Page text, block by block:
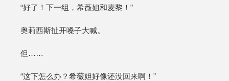
“好了！下一组，希薇妲和麦黎！”
奥莉西斯扯开嗓子大喊。
但……
“这下怎么办？希薇妲好像还没回来啊！”